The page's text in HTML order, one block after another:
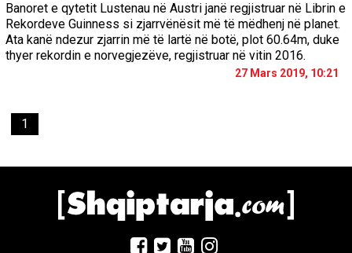
Banoret e qytetit Lustenau në Austri janë regjistruar në Librin e
Rekordeve Guinness si zjarrvënësit më të mëdhenj në planet.
Ata kanë ndezur zjarrin më të lartë në botë, plot 60.64m, duke
thyer rekordin e norvegjezëve, regjistruar në vitin 2016.
27 Mars 2019, 10:21
1